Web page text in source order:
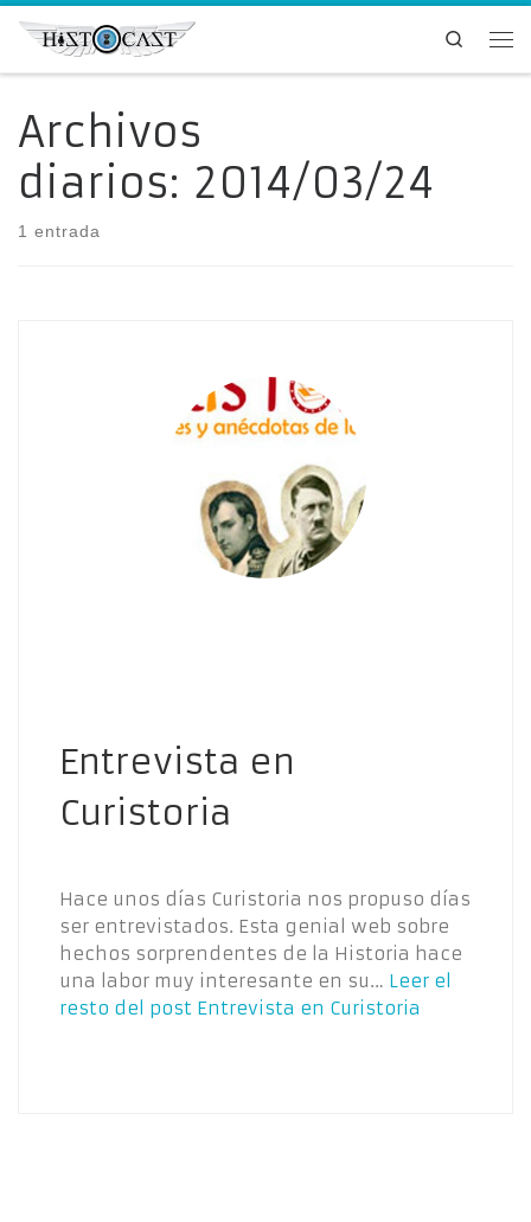
Saltar al contenido
Search
Archivos
diarios: 2014/03/24
1 entrada
Entrevista en
Curistoria
Hace unos días Curistoria nos propuso días
ser entrevistados. Esta genial web sobre
hechos sorprendentes de la Historia hace
una labor muy interesante en su… Leer el
resto del post Entrevista en Curistoria